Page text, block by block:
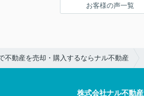
お客様の声一覧
不動産を売却・購入するならナル不動産
株式会社ナル不動産